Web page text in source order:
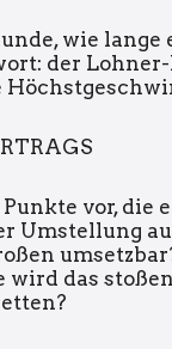
wie
der
vor, die
Umstellung
wird das